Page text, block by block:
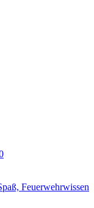
Feuerwehrwissen